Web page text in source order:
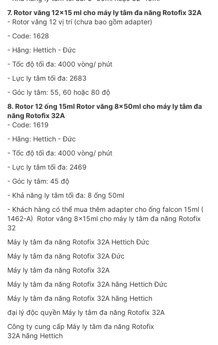
7. Rotor văng 12x15 ml cho máy ly tâm đa năng Rotofix 32A
- Rotor văng 12 vị trí (chưa bao gồm adapter)
- Code: 1628
- Hãng: Hettich - Đức
- Tốc độ tối đa: 4000 vòng/ phút
- Lực ly tâm tối đa: 2683
- Góc ly tâm: 55, 60 hoặc 80 độ
8. Rotor 12 ống 15ml Rotor văng 8x50ml cho máy ly tâm đa
năng Rotofix 32A
- Code: 1619
- Hãng: Hettich - Đức
- Tốc độ tối đa: 4000 vòng/ phút
- Lực ly tâm tối đa: 2469
- Góc ly tâm: 45 độ
- Khả năng ly tâm tối đa: 8 ống 50ml
- Khách hàng có thể mua thêm adapter cho ống falcon 15ml (
1462-A) Rotor văng 8x15ml cho máy ly tâm đa năng Rotofix
32
Máy ly tâm đa năng Rotofix 32A Hettich Đức
Máy ly tâm đa năng Rotofix 32A Đức
Máy ly tâm đa năng Rotofix 32A
Máy ly tâm đa năng Rotofix 32A hãng Hettich Đức
Máy ly tâm đa năng Rotofix 32A hãng Hettich
đại lý độc quyền Máy ly tâm đa năng Rotofix 32A
Công ty cung cấp Máy ly tâm đa năng Rotofix
32A hãng Hettich